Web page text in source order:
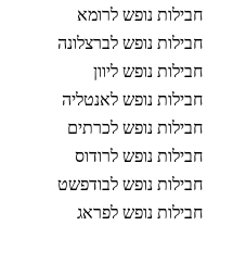
חבילות נופש לרומא
חבילות נופש לברצלונה
חבילות נופש ליוון
חבילות נופש לאנטליה
חבילות נופש לכרתים
חבילות נופש לרודוס
חבילות נופש לבודפשט
חבילות נופש לפראג